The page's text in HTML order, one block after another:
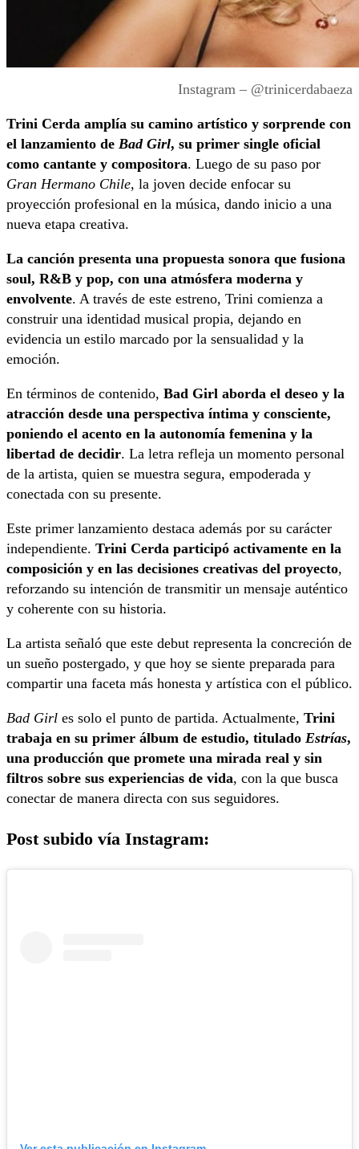
Instagram – @trinicerdabaeza
Trini Cerda amplía su camino artístico y sorprende con
el lanzamiento de Bad Girl, su primer single oficial
como cantante y compositora. Luego de su paso por
Gran Hermano Chile, la joven decide enfocar su
proyección profesional en la música, dando inicio a una
nueva etapa creativa.
La canción presenta una propuesta sonora que fusiona
soul, R&B y pop, con una atmósfera moderna y
envolvente. A través de este estreno, Trini comienza a
construir una identidad musical propia, dejando en
evidencia un estilo marcado por la sensualidad y la
emoción.
En términos de contenido, Bad Girl aborda el deseo y la
atracción desde una perspectiva íntima y consciente,
poniendo el acento en la autonomía femenina y la
libertad de decidir. La letra refleja un momento personal
de la artista, quien se muestra segura, empoderada y
conectada con su presente.
Este primer lanzamiento destaca además por su carácter
independiente. Trini Cerda participó activamente en la
composición y en las decisiones creativas del proyecto,
reforzando su intención de transmitir un mensaje auténtico
y coherente con su historia.
La artista señaló que este debut representa la concreción de
un sueño postergado, y que hoy se siente preparada para
compartir una faceta más honesta y artística con el público.
Bad Girl es solo el punto de partida. Actualmente, Trini
trabaja en su primer álbum de estudio, titulado Estrías,
una producción que promete una mirada real y sin
filtros sobre sus experiencias de vida, con la que busca
conectar de manera directa con sus seguidores.
Post subido vía Instagram: